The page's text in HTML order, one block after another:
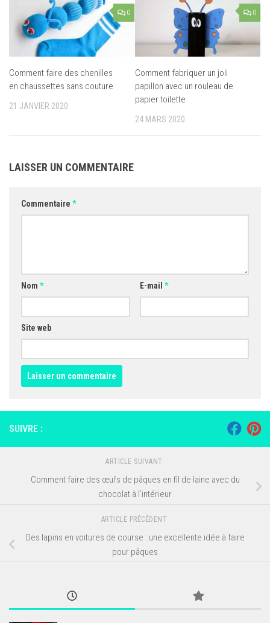
0
Comment faire des chenilles
en chaussettes sans couture
21 JANVIER 2020
0
Comment fabriquer un joli
papillon avec un rouleau de
papier toilette
24 MARS 2020
LAISSER UN COMMENTAIRE
Commentaire *
Nom * E-mail *
Site web
SUIVRE :
ARTICLE SUIVANT
Comment faire des œufs de pâques en fil de laine avec du
chocolat à l’intérieur
ARTICLE PRÉCÉDENT
Des lapins en voitures de course : une excellente idée à faire
pour pâques